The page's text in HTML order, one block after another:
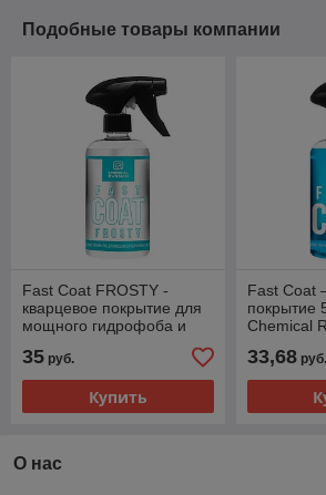
Подобные товары компании
Fast Coat FROSTY -
кварцевое покрытие для
мощного гидрофоба и
Chemical Russian
35 руб.
Купить
Fast Coat
покрытие
Chemical
33,68руб.
О нас